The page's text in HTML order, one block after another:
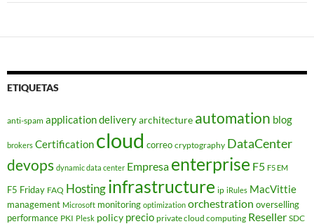
ETIQUETAS
anti-spam application deliveryarchitecture automation blog
brokers Certification cloud correo cryptography DataCenter
devops dynamic data center Empresa enterprise F5 F5 EM
F5 Friday FAQ Hostinginfrastructure ip iRules MacVittie
management Microsoft monitoring optimization orchestration overselling
performance PKI Plesk policy precio private cloud computing Reseller SDC